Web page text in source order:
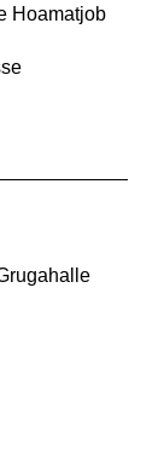
Hoamatjob